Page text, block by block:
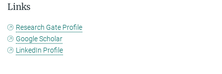
Links
Research Gate Profile
Google Scholar
LinkedIn Profile